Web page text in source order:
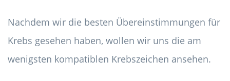
Nachdem wir die besten Übereinstimmungen für
Krebs gesehen haben, wollen wir uns die am
wenigsten kompatiblen Krebszeichen ansehen.